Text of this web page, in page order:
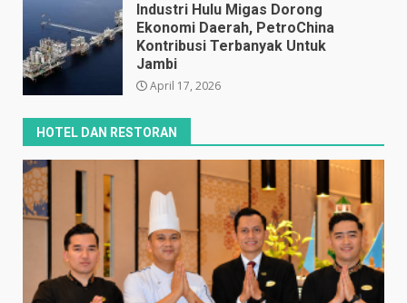
Industri Hulu Migas Dorong
Ekonomi Daerah, PetroChina
Kontribusi Terbanyak Untuk
Jambi
April 17, 2026
HOTEL DAN RESTORAN